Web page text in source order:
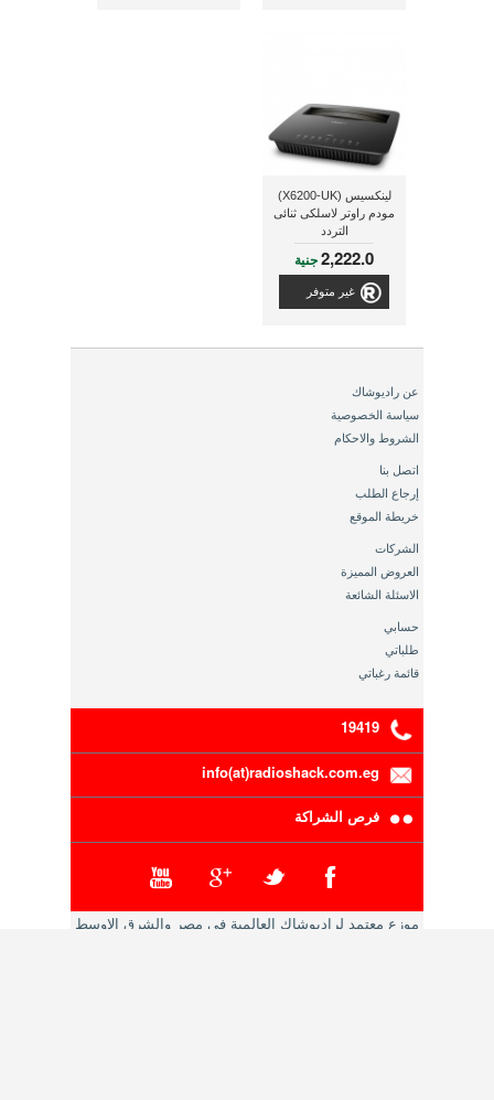
لينكسيس (X6200-UK)
مودم راوتر لاسلكى ثنائى
التردد
2,222.0جنية
غير متوفر
عن راديوشاك
سياسة الخصوصية
الشروط والاحكام
اتصل بنا
إرجاع الطلب
خريطة الموقع
الشركات
العروض المميزة
الاسئلة الشائعة
حسابي
طلباتي
قائمة رغباتي
19419
info(at)radioshack.com.eg
فرص الشراكة
موزع معتمد لراديوشاك العالمية في مصر والشرق الاوسط